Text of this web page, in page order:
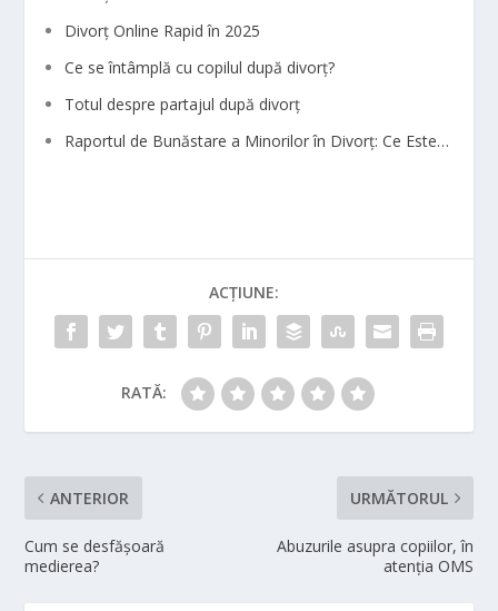
Divorț Online Rapid în 2025
Ce se întâmplă cu copilul după divorț?
Totul despre partajul după divorț
Raportul de Bunăstare a Minorilor în Divorț: Ce Este…
ACȚIUNE:
RATĂ:
ANTERIOR
Cum se desfăşoară
medierea?
URMĂTORUL
Abuzurile asupra copiilor, în
atenţia OMS